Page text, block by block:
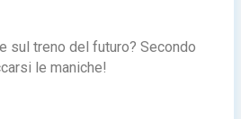
sul treno del futuro? Secondo
le maniche!